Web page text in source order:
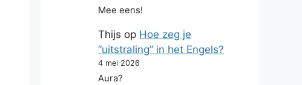
Mee eens!
Thijs op Hoe zeg je
“uitstraling” in het Engels?
4 mei 2026
Aura?